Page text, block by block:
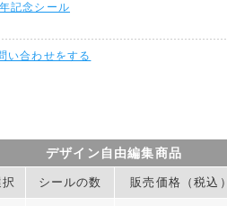
記念シール
い合わせをする
デザイン自由編集商品
シールの数 販売価格（税込）